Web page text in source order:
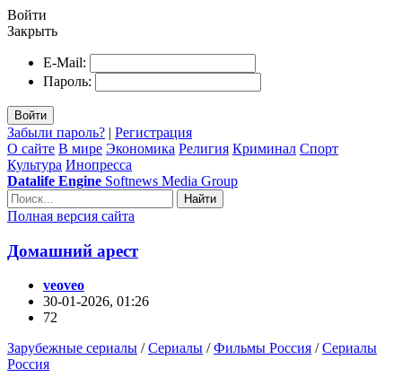
Войти
Закрыть
E-Mail:
Пароль:
Войти
Забыли пароль? | Регистрация
О сайте В мире Экономика Религия Криминал Спорт
Культура Инопресса
Datalife Engine Softnews Media Group
Найти
Полная версия сайта
Домашний арест
veoveo
30-01-2026, 01:26
72
Зарубежные сериалы /Сериалы /Фильмы Россия /Сериалы
Россия